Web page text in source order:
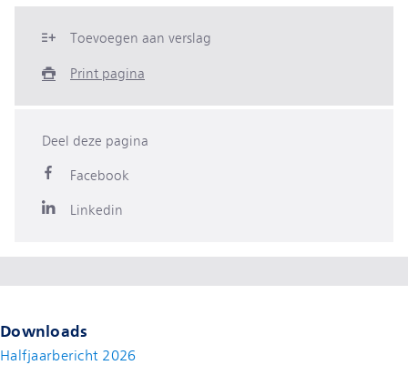
Toevoegen aan verslag
Print pagina
Deel deze pagina
Facebook
Linkedin
Downloads
Halfjaarbericht 2026